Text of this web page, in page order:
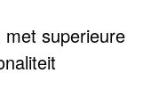
superieure